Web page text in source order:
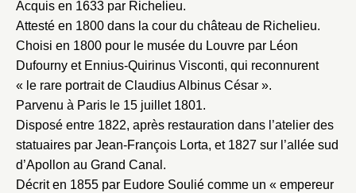
Acquis en 1633 par Richelieu.
Attesté en 1800 dans la cour du château de Richelieu.
Choisi en 1800 pour le musée du Louvre par Léon
Dufourny et Ennius-Quirinus Visconti, qui reconnurent
« le rare portrait de Claudius Albinus César ».
Parvenu à Paris le 15 juillet 1801.
Disposé entre 1822, après restauration dans l’atelier des
statuaires par Jean-François Lorta, et 1827 sur l’allée sud
d’Apollon au Grand Canal.
Décrit en 1855 par Eudore Soulié comme un « empereur